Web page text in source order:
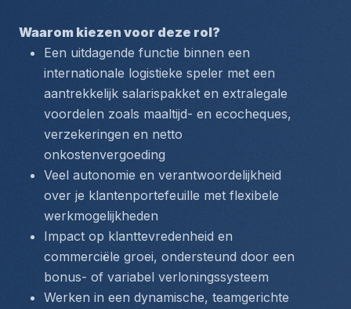
Waarom kiezen voor deze rol?
Een uitdagende functie binnen een
internationale logistieke speler met een
aantrekkelijk salarispakket en extralegale
voordelen zoals maaltijd- en ecocheques,
verzekeringen en netto
onkostenvergoeding
Veel autonomie en verantwoordelijkheid
over je klantenportefeuille met flexibele
werkmogelijkheden
Impact op klanttevredenheid en
commerciële groei, ondersteund door een
bonus- of variabel verloningssysteem
Werken in een dynamische, teamgerichte